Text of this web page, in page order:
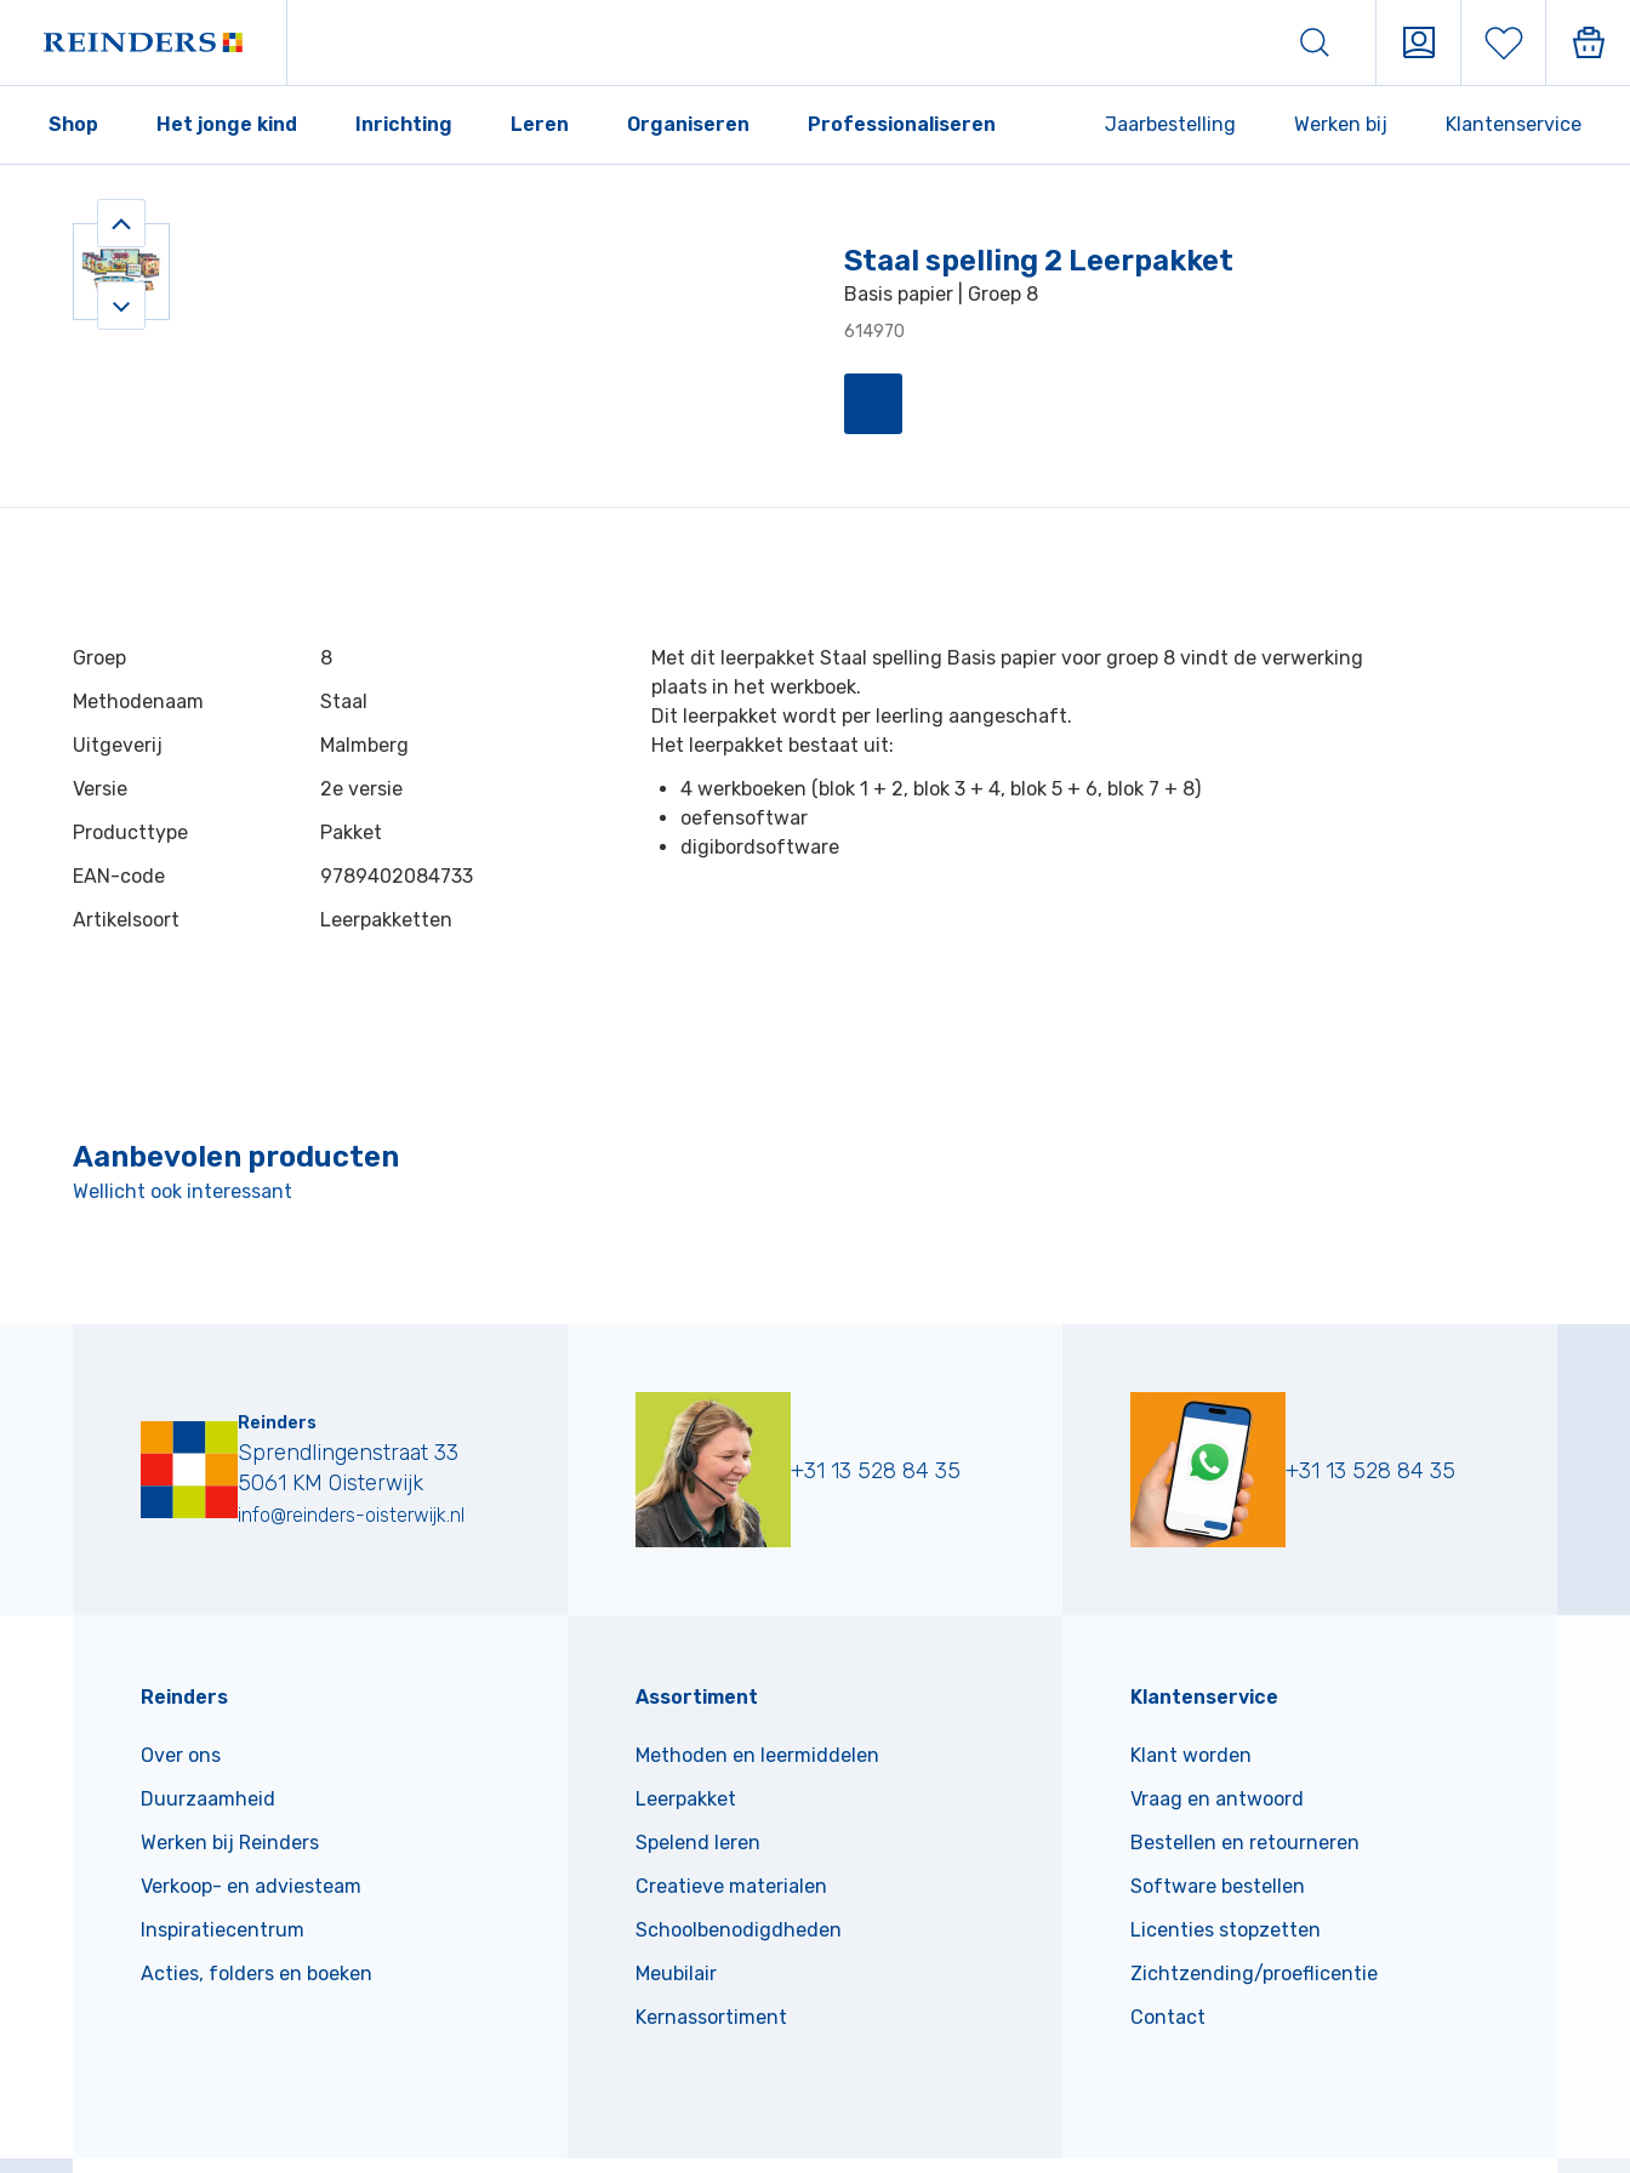
Shop Het jonge kind Inrichting Leren Organiseren Professionaliseren Jaarbestelling Werken bij Klantenservice
Staal spelling 2 Leerpakket
Basis papier | Groep 8
614970
Groep
8
Methodenaam
Staal
Uitgeverij
Malmberg
Versie
2e versie
Producttype
Pakket
EAN-code
9789402084733
Artikelsoort
Leerpakketten
Met dit leerpakket Staal spelling Basis papier voor groep 8 vindt de verwerking
plaats in het werkboek.
Dit leerpakket wordt per leerling aangeschaft.
Het leerpakket bestaat uit:
4 werkboeken (blok 1 + 2, blok 3 + 4, blok 5 + 6, blok 7 + 8)
oefensoftwar
digibordsoftware
Aanbevolen producten
Wellicht ook interessant
Reinders
Sprendlingenstraat 33
5061 KM Oisterwijk
info@reinders-oisterwijk.nl
+31 13 528 84 35 +31 13 528 84 35
Reinders
Over ons
Duurzaamheid
Werken bij Reinders
Verkoop- en adviesteam
Inspiratiecentrum
Acties, folders en boeken
Assortiment
Methoden en leermiddelen
Leerpakket
Spelend leren
Creatieve materialen
Schoolbenodigdheden
Meubilair
Kernassortiment
Klantenservice
Klant worden
Vraag en antwoord
Bestellen en retourneren
Software bestellen
Licenties stopzetten
Zichtzending/proeflicentie
Contact